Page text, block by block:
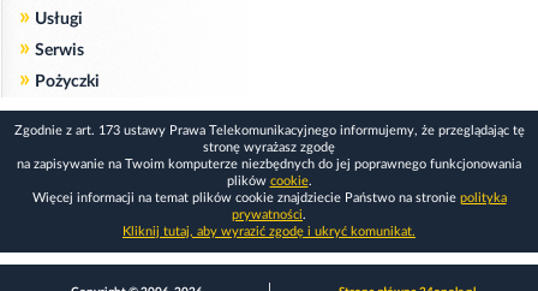
» Usługi
» Serwis
» Pożyczki
Zgodnie z art. 173 ustawy Prawa Telekomunikacyjnego informujemy, że przeglądając tę
stronę wyrażasz zgodę
na zapisywanie na Twoim komputerze niezbędnych do jej poprawnego funkcjonowania
plików cookie.
Więcej informacji na temat plików cookie znajdziecie Państwo na stronie polityka
prywatności.
Kliknij tutaj, aby wyrazić zgodę i ukryć komunikat.